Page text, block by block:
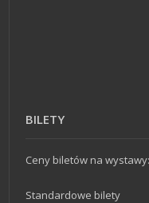
BILETY
Ceny biletów na wystawy:
Standardowe bilety